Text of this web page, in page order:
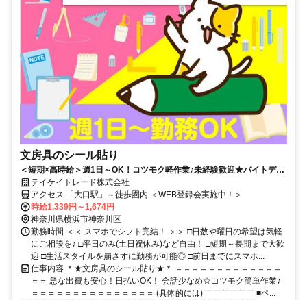
文房具のシール貼り
＜短期×高時給＞週1日～OK！コツモク軽作業♪未経験歓迎★バイトデビ
ューOK！日払い◎即日勤務可♪
テイケイトレード株式会社
アクセス 「大口駅」～徒歩圏内 ＜WEB登録会実施中！＞
時給1,339円～1,674円
神奈川県横浜市神奈川区
勤務時間 ＜＜ スマホでシフト完結！ ＞＞ □日数や曜日の希望は気軽
にご相談を♪ □平日のみ(土日祝休み)など自由！ □短期～長期まで大歓
迎 □生活スタイルを崩さずに勤務が可能◎ □前日までにスマホ...
仕事内容 ＊★文房具のシール貼り★＊ ＝＝＝＝＝＝＝＝＝＝＝＝＝
＝＝ 急な出費も安心！日払いOK！ 会話少なめ☆コツモク簡単作業♪
＝＝＝＝＝＝＝＝＝＝＝＝＝＝＝ (具体的には) ￣￣￣￣￣￣ ■ペ...